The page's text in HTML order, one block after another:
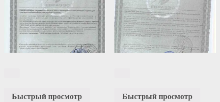
Быстрый просмотр
Быстрый просмотр